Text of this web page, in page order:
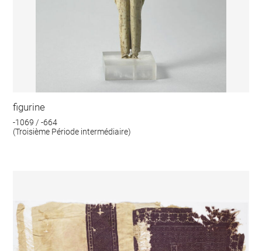
figurine
-1069 / -664
(Troisième Période intermédiaire)